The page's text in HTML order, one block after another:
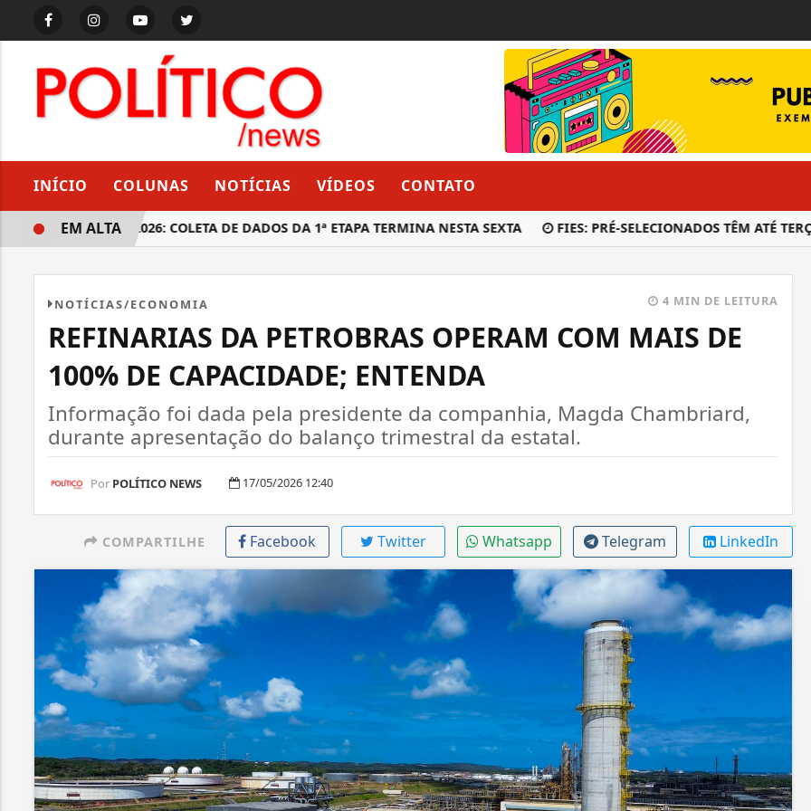
INÍCIO COLUNAS NOTÍCIAS VÍDEOS CONTATO
ESCOLAR 2026: COLETA DE DADOS DA 1ª ETAPA TERMINA NESTA SEXTA FIES: PRÉ-SELECIONADOS TÊM ATÉ TERÇA
EM ALTA
NOTÍCIAS/ECONOMIA 4 MIN DE LEITURA
REFINARIAS DA PETROBRAS OPERAM COM MAIS DE
100% DE CAPACIDADE; ENTENDA
Informação foi dada pela presidente da companhia, Magda Chambriard,
durante apresentação do balanço trimestral da estatal.
Por POLÍTICO NEWS 17/05/2026 12:40
COMPARTILHE Facebook Twitter Whatsapp Telegram LinkedIn